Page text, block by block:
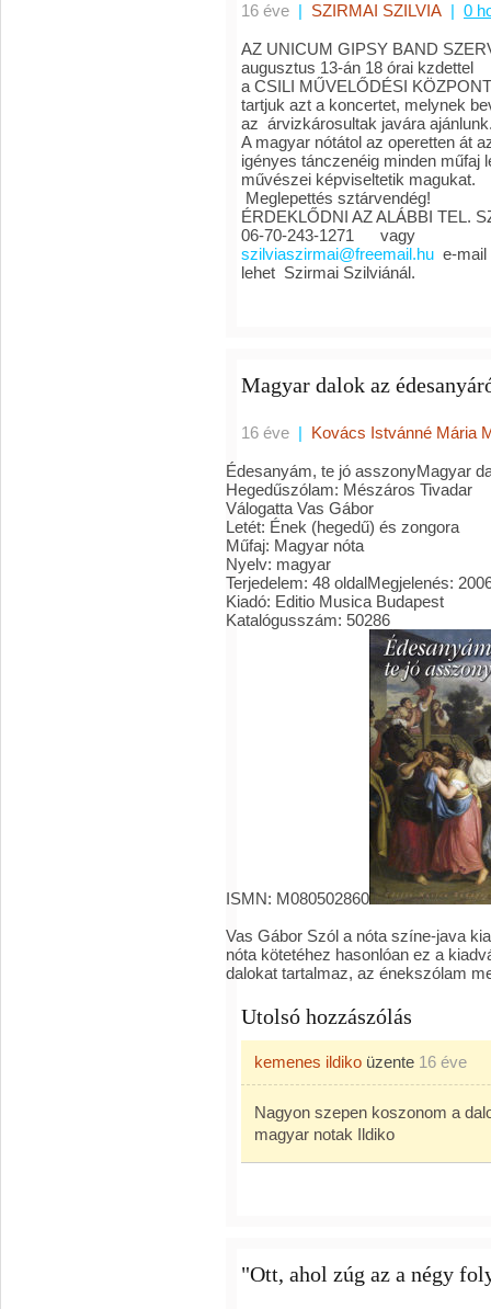
16 éve | SZIRMAI SZILVIA | 0
AZ UNICUM GIPSY BAND
augusztus 13-án 18 órai kzdettel
a CSILI MŰVELŐDÉSI
tartjuk azt a koncertet, melynek
az árvizkárosultak javára
A magyar nótátol az operetten át
igényes tánczenéig minden műfaj
művészei képviseltetik magukat.
Meglepettés sztárvendég!
ÉRDEKLŐDNI AZ ALÁBBI TEL.
06-70-243-1271 vagy
szilviaszirmai@freemail.hu e-
lehet Szirmai Szilviánál.
Magyar dalok az
16 éve | Kovács Istvánné Mária
Édesanyám, te jó asszonyMagyar
Hegedűszólam: Mészáros Tivadar
Válogatta Vas Gábor
Letét: Ének (hegedű) és zongora
Műfaj: Magyar nóta
Nyelv: magyar
Terjedelem: 48 oldalMegjelenés:
Kiadó: Editio Musica Budapest
Katalógusszám: 50286
ISMN: M080502860
Vas Gábor Szól a nóta színe-java
nóta kötetéhez hasonlóan ez a
dalokat tartalmaz, az énekszólam
Utolsó hozzászólás
kemenes ildiko üzente 16 éve
Nagyon szepen koszonom a
magyar notak Ildiko
"Ott, ahol zúg az a négy